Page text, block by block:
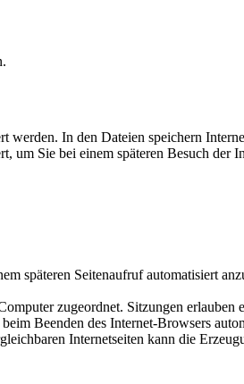
In den Dateien speichern
Sie bei einem späteren Besuch der
späteren Seitenaufruf automatisiert
zugeordnet. Sitzungen erlauben
Beenden des Internet-Browsers
Internetseiten kann die